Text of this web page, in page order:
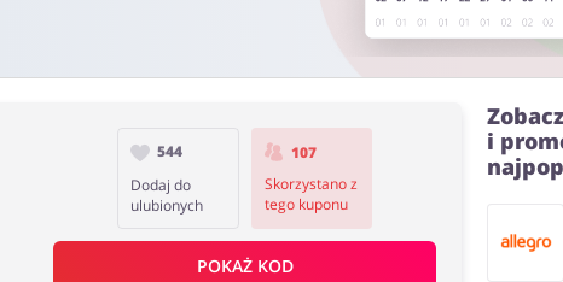
544
Dodaj do
ulubionych
107
Skorzystano z
tego kuponu
POKAŻ KOD
i